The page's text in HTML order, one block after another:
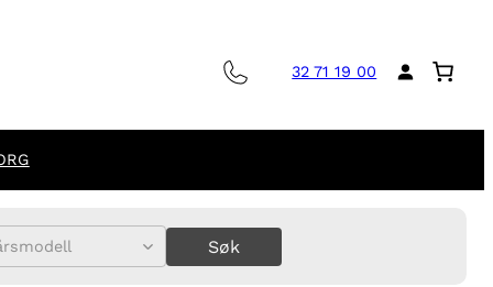
32 71 19 00
Søk